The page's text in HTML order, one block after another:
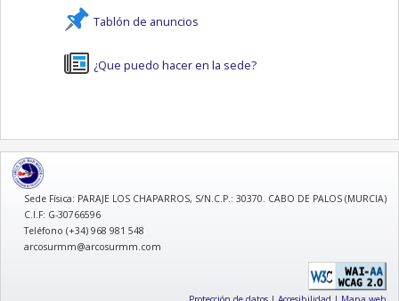
Tablón de anuncios
¿Que puedo hacer en la sede?
logo
Sede Física: PARAJE LOS CHAPARROS, S/N.C.P.: 30370. CABO DE PALOS (MURCIA)
C.I.F: G-30766596
Teléfono (+34) 968 981 548
arcosurmm@arcosurmm.com